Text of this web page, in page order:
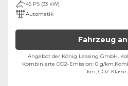
45 PS (33 kW)
Automatik
Fahrzeug
Angebot der König Leasing GmbH,
Kombinierte CO2-Emission: 0 g/km,
km, CO2-Klasse: